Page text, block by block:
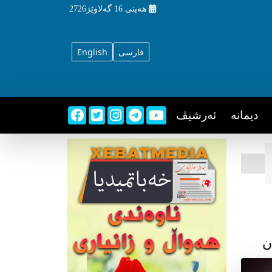
هه‌ینی 16 گه‌لاوێژ2726
English فارسی
دیمانه ئه‌رشیڤ